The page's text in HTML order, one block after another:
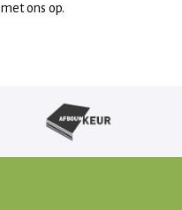
ons op.